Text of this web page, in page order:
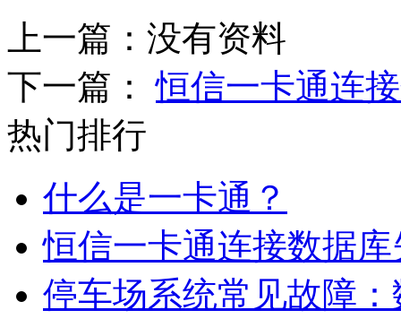
上一篇： 没有资料
下一篇：恒信一卡通连
热门排行
什么是一卡通？
恒信一卡通连接数据库
停车场系统常见故障